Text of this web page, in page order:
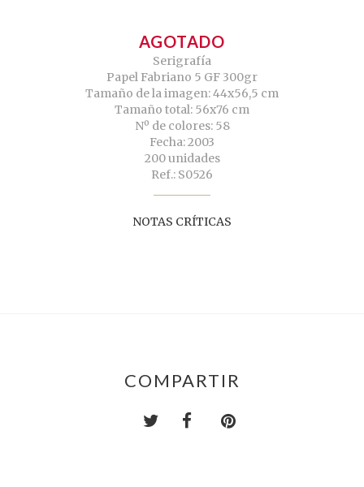
AGOTADO
Serigrafía
Papel Fabriano 5 GF 300gr
Tamaño de la imagen: 44x56,5 cm
Tamaño total: 56x76 cm
Nº de colores: 58
Fecha: 2003
200 unidades
Ref.: S0526
NOTAS CRÍTICAS
COMPARTIR